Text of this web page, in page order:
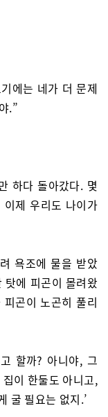
에는 네가 더 문제
.”
하다 돌아갔다. 몇
제 우리도 나이가
욕조에 물을 받았
에 피곤이 몰려왔
곤이 노곤히 풀리
할까? 아니야, 그
이 한둘도 아니고,
굴 필요는 없지.’